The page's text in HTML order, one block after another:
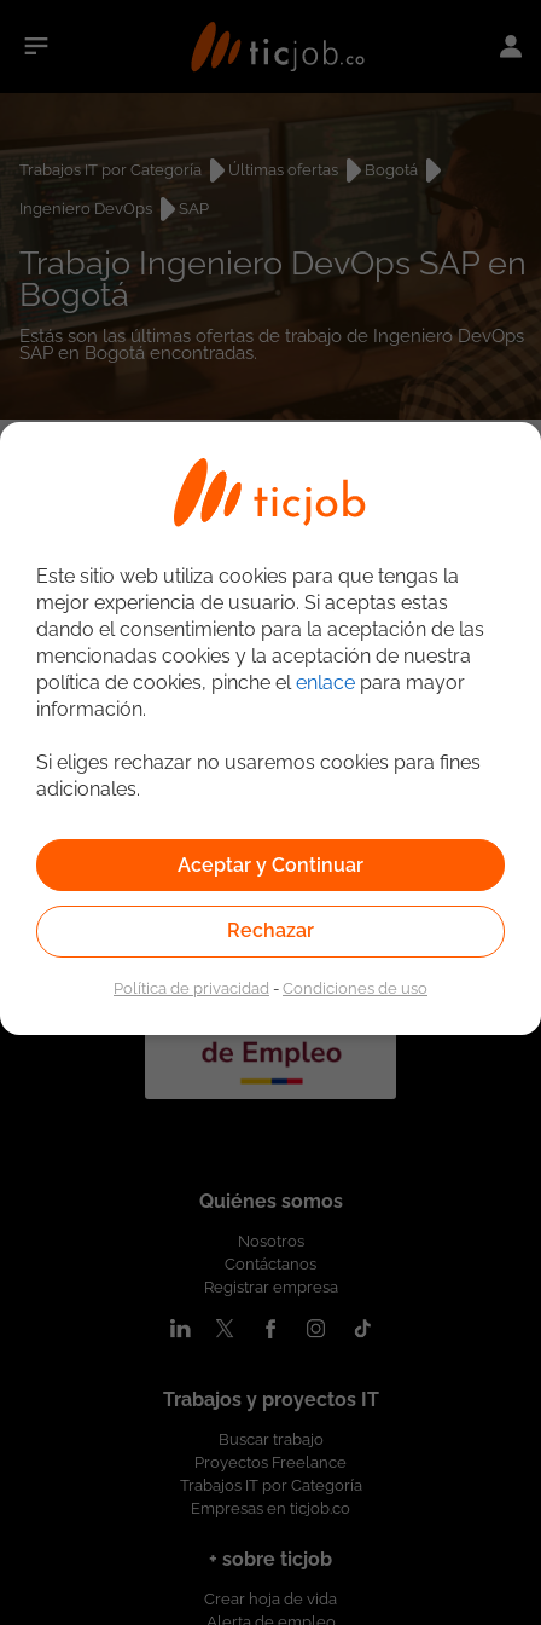
Trabajos IT por Categoría Últimas ofertas
Bogotá
Ingeniero DevOps
SAP
Trabajo Ingeniero DevOps SAP en
Bogotá
Estás son las últimas ofertas de trabajo de Ingeniero DevOps
SAP en Bogotá encontradas.
empleos encontrados
del Servicio Público de Empleo según Resolución No.
0026 del 17 de Enero de 2023,
Quiénes somos
Nosotros
Contáctanos
Registrar empresa
Trabajos y proyectos IT
Buscar trabajo
Proyectos Freelance
Trabajos IT por Categoría
Empresas en ticjob.co
+ sobre ticjob
Crear hoja de vida
Este sitio web utiliza cookies para que tengas la
mejor experiencia de usuario. Si aceptas estas
dando el consentimiento para la aceptación de las
mencionadas cookies y la aceptación de nuestra
política de cookies, pinche elenlace para mayor
información.
Si eliges rechazar no usaremos cookies para fines
adicionales.
Aceptar y Continuar
Rechazar
Política de privacidad-Condiciones de uso